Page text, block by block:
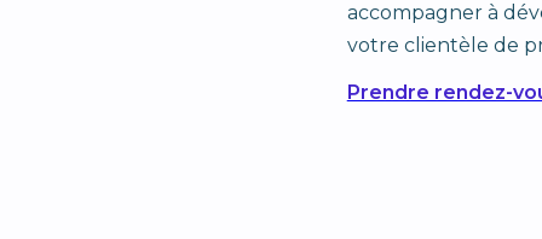
accompagner à
votre clientèle de
Prendre rendez-